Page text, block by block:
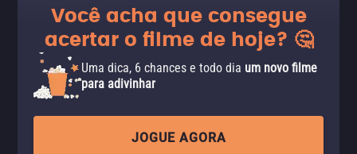
Você acha que consegue
acertar o filme de hoje? 🤔
Uma dica, 6 chances e todo dia um novo filme
para adivinhar
JOGUE AGORA